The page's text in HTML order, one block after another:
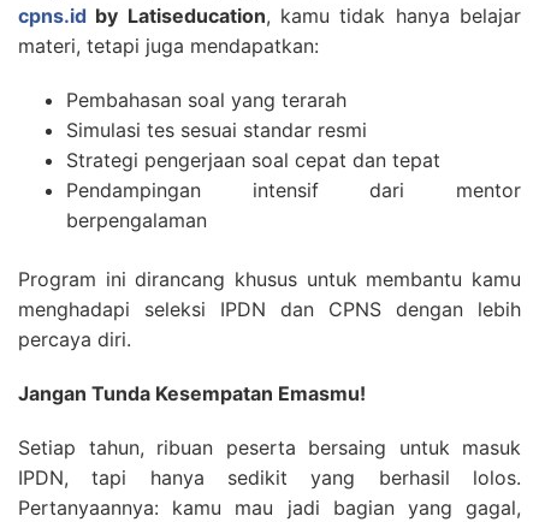
cpns.id by Latiseducation, kamu tidak hanya belajar
materi, tetapi juga mendapatkan:
Pembahasan soal yang terarah
Simulasi tes sesuai standar resmi
Strategi pengerjaan soal cepat dan tepat
Pendampingan intensif dari mentor
berpengalaman
Program ini dirancang khusus untuk membantu kamu
menghadapi seleksi IPDN dan CPNS dengan lebih
percaya diri.
Jangan Tunda Kesempatan Emasmu!
Setiap tahun, ribuan peserta bersaing untuk masuk
IPDN, tapi hanya sedikit yang berhasil lolos.
Pertanyaannya: kamu mau jadi bagian yang gagal,